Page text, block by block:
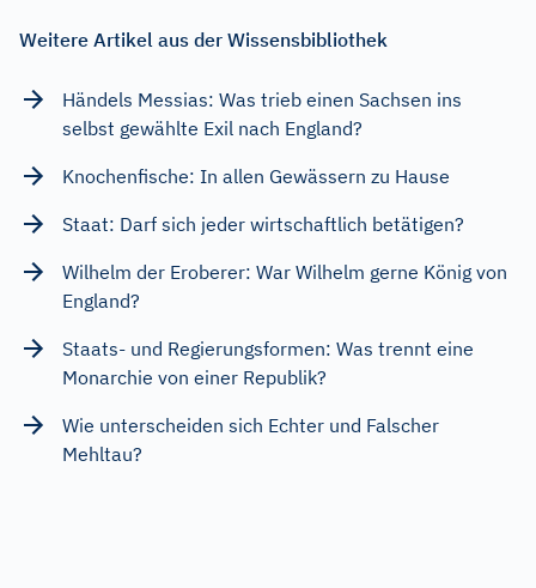
Weitere Artikel aus der Wissensbibliothek
Händels Messias: Was trieb einen Sachsen ins
selbst gewählte Exil nach England?
Knochenfische: In allen Gewässern zu Hause
Staat: Darf sich jeder wirtschaftlich betätigen?
Wilhelm der Eroberer: War Wilhelm gerne König von
England?
Staats- und Regierungsformen: Was trennt eine
Monarchie von einer Republik?
Wie unterscheiden sich Echter und Falscher
Mehltau?